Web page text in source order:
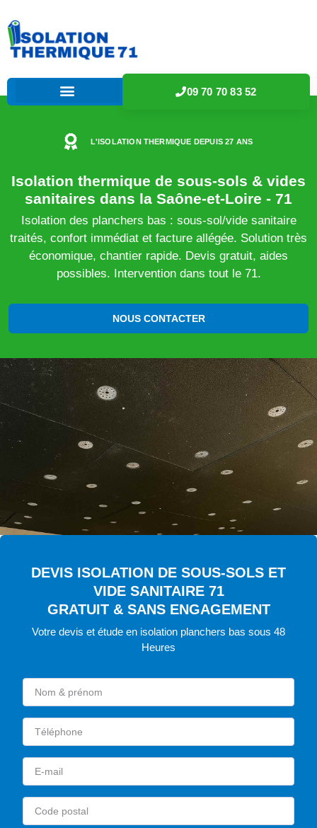
09 70 70 83 52
L'ISOLATION THERMIQUE DEPUIS 27 ANS
Isolation thermique de sous-sols & vides
sanitaires dans la Saône-et-Loire - 71
Isolation des planchers bas : sous-sol/vide sanitaire
traités, confort immédiat et facture allégée. Solution très
économique, chantier rapide. Devis gratuit, aides
possibles. Intervention dans tout le 71.
NOUS CONTACTER
DEVIS ISOLATION DE SOUS-SOLS ET
VIDE SANITAIRE 71
GRATUIT & SANS ENGAGEMENT
Votre devis et étude en isolation planchers bas sous 48
Heures